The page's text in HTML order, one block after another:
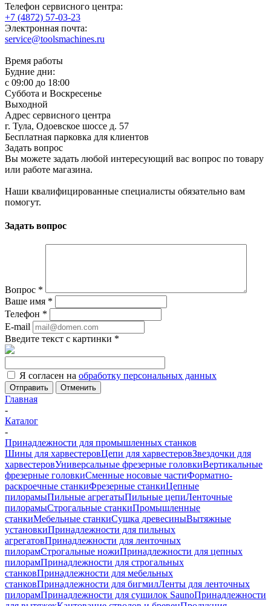
Телефон сервисного центра:
+7 (4872) 57-03-23
Электронная почта:
service@toolsmachines.ru
Время работы
Будние дни:
c 09:00 до 18:00
Суббота и Воскресенье
Выходной
Адрес сервисного центра
г. Тула, Одоевское шоссе д. 57
Бесплатная парковка для клиентов
Задать вопрос
Вы можете задать любой интересующий вас вопрос по товару
или работе магазина.
Наши квалифицированные специалисты обязательно вам
помогут.
Задать вопрос
Вопрос *
Ваше имя *
Телефон *
E-mail
Введите текст с картинки *
Я согласен на обработку персональных данных
Отменить
Главная
-
Каталог
-
Принадлежности для промышленных станков
Шины для харвестеровЦепи для харвестеровЗвездочки для
харвестеровУниверсальные фрезерные головкиВертикальные
фрезерные головкиСменные носовые частиФорматно-
раскроечные станкиФрезерные станкиЦепные
пилорамыПильные агрегатыПильные цепиЛенточные
пилорамыСтрогальные станкиПромышленные
станкиМебельные станкиСушка древесиныВытяжные
установкиПринадлежности для пильных
агрегатовПринадлежности для ленточных
пилорамСтрогальные ножиПринадлежности для цепных
пилорамПринадлежности для строгальных
станковПринадлежности для мебельных
станковПринадлежности для бигмилЛенты для ленточных
пилорамПринадлежности для сушилок SaunoПринадлежности